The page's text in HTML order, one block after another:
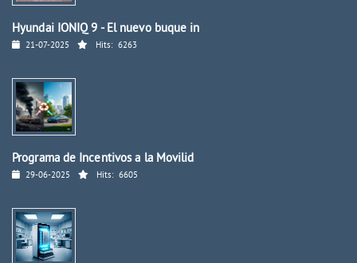
Hyundai IONIQ 9 - El nuevo buque in
21-07-2025 Hits: 6263
Programa de Incentivos a la Movilid
29-06-2025 Hits: 6605